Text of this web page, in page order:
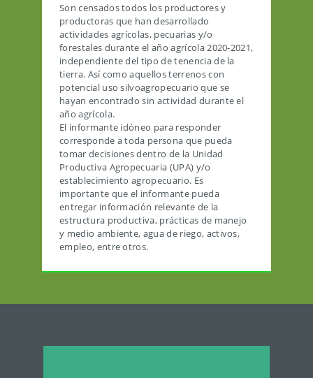
Son censados todos los productores y
productoras que han desarrollado
actividades agrícolas, pecuarias y/o
forestales durante el año agrícola 2020-2021,
independiente del tipo de tenencia de la
tierra. Así como aquellos terrenos con
potencial uso silvoagropecuario que se
hayan encontrado sin actividad durante el
año agrícola.
El informante idóneo para responder
corresponde a toda persona que pueda
tomar decisiones dentro de la Unidad
Productiva Agropecuaria (UPA) y/o
establecimiento agropecuario. Es
importante que el informante pueda
entregar información relevante de la
estructura productiva, prácticas de manejo
y medio ambiente, agua de riego, activos,
empleo, entre otros.